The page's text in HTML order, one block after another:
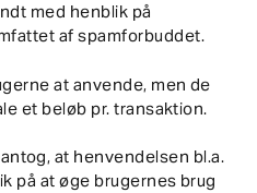
med henblik på
af spamforbuddet.
at anvende, men de
et beløb pr. transaktion.
at henvendelsen bl.a.
på at øge brugernes brug